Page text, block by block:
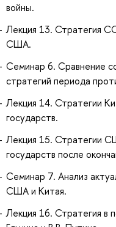
войны.
Лекция 13. Стратегия
США.
Семинар 6. Сравнение
стратегий периода
Лекция 14. Стратегии
государств.
Лекция 15. Стратегии
государств после
Семинар 7. Анализ
США и Китая.
Лекция 16. Стратегия в